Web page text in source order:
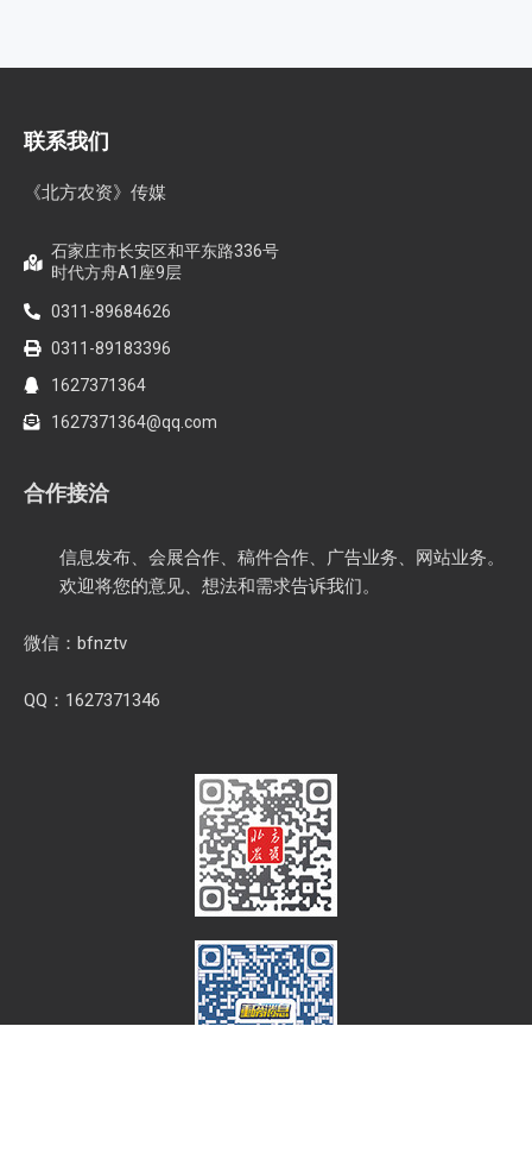
联系我们
《北方农资》传媒
石家庄市长安区和平东路336号
时代方舟A1座9层
0311-89684626
0311-89183396
1627371364
1627371364@qq.com
合作接洽
信息发布、会展合作、稿件合作、广告业务、网站业务。
欢迎将您的意见、想法和需求告诉我们。
微信：bfnztv
QQ：1627371346